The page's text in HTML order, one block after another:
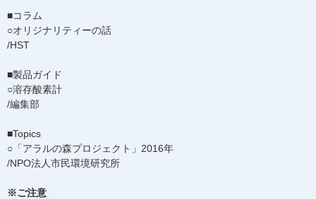
■コラム
○オリジナリティーの話
/HST
■製品ガイド
○溶存酸素計
/編集部
■Topics
○「アラルの森プロジェクト」2016年
/NPO法人市民環境研究所
※ご注意